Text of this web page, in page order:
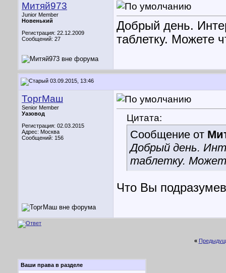
Митяй973
Junior Member
Новенький
Регистрация: 22.12.2009
Сообщений: 27
Добрый день.
таблетку. Можете
03.09.2015, 13:46
ТоргМаш
Senior Member
Уазовод
Регистрация: 02.03.2015
Адрес: Москва
Сообщений: 156
Цитата:
Сообщение от
Добрый день.
таблетку.
Что Вы
«
Ваши права в разделе